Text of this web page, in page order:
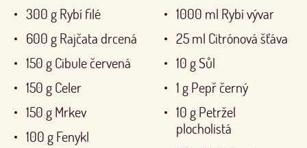
300 g Rybí filé
600 g Rajčata drcená
150 g Cibule červená
150 g Celer
150 g Mrkev
100 g Fenykl
1000 ml Rybí vývar
25 ml Citrónová šťáva
10 gSůl
1 g Pepř černý
10 g Petržel
plocholistá